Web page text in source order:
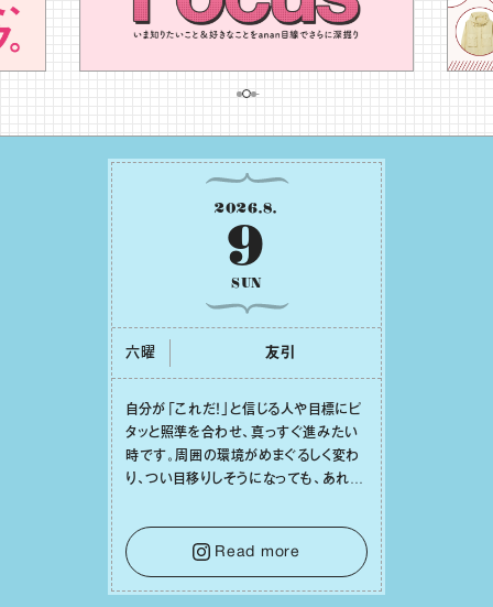
2026.8.
9
SUN
六曜 友引
⾃分が「これだ！」と信じる⼈や⽬標にピ
タッと照準を合わせ、真っすぐ進みたい
時です。周囲の環境がめまぐるしく変わ
り、つい⽬移りしそうになっても、あれこ
をそっと⼿放し、⽬の前のことに集中しま
しょう。そのブレない決意が、あなたにと
って有意義で安定した成果を引き寄せま
す。
Read more